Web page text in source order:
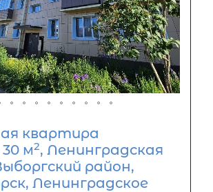
квартира
м2, Ленинградская
район,
Ленинградское